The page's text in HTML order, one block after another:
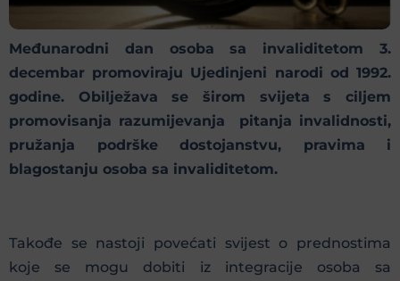
Međunarodni dan osoba sa invaliditetom 3.
decembar promoviraju Ujedinjeni narodi od 1992.
godine. Obilježava se širom svijeta s ciljem
promovisanja razumijevanja pitanja invalidnosti,
pružanja podrške dostojanstvu, pravima i
blagostanju osoba sa invaliditetom.
Takođe se nastoji povećati svijest o prednostima
koje se mogu dobiti iz integracije osoba sa